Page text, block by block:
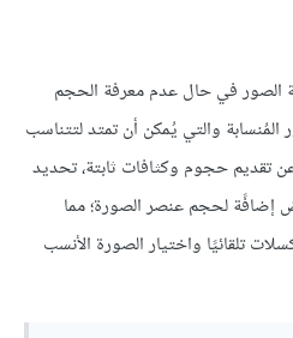
الصور في حال عدم معرفة الحجم
والتي يُمكن أن تمتد لتتناسب
حجوم وكثافات ثابتة، تحديد
لحجم عنصر الصورة؛ مما
تلقائيًا واختيار الصورة الأنسب